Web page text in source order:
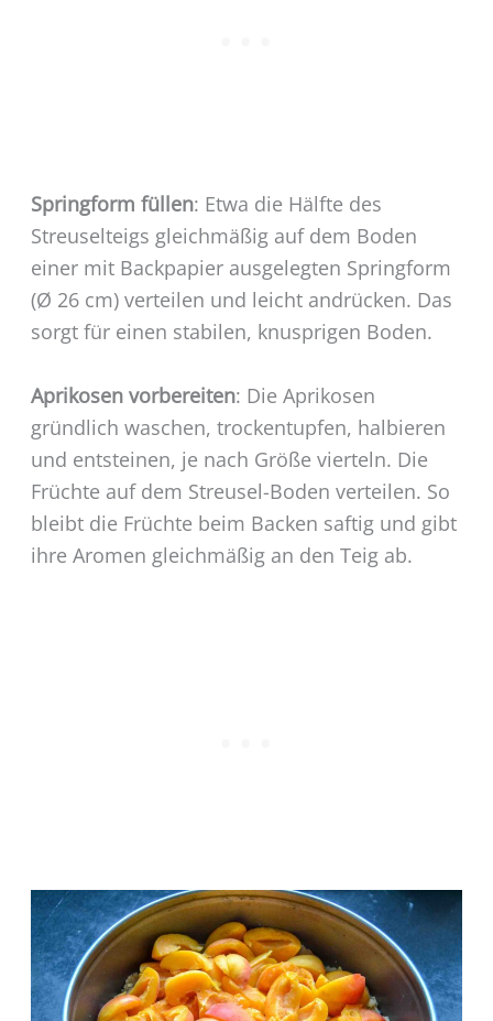
Springform füllen: Etwa die Hälfte des
Streuselteigs gleichmäßig auf dem Boden
einer mit Backpapier ausgelegten Springform
(Ø 26 cm) verteilen und leicht andrücken. Das
sorgt für einen stabilen, knusprigen Boden.
Aprikosen vorbereiten: Die Aprikosen
gründlich waschen, trockentupfen, halbieren
und entsteinen, je nach Größe vierteln. Die
Früchte auf dem Streusel-Boden verteilen. So
bleibt die Früchte beim Backen saftig und gibt
ihre Aromen gleichmäßig an den Teig ab.